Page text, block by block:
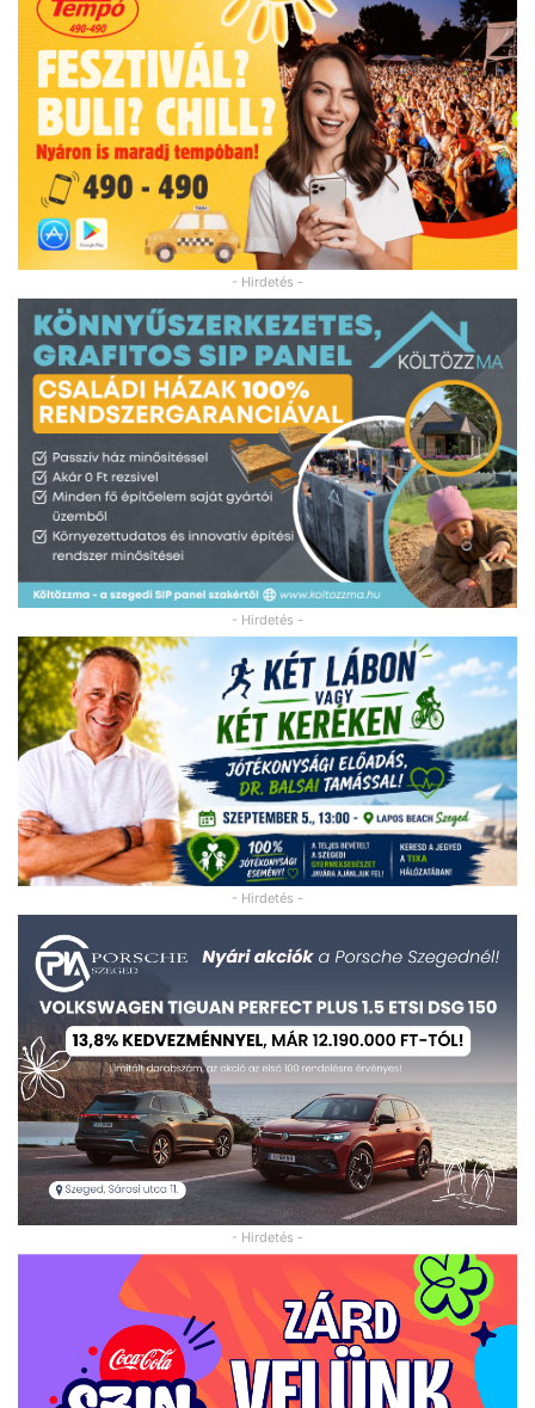
- Hirdetés -
- Hirdetés -
- Hirdetés -
- Hirdetés -